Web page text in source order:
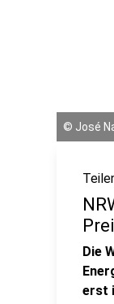
© José
Die
erst